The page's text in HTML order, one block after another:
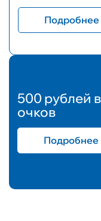
Подробнее
500 рублей
очков
Подробнее